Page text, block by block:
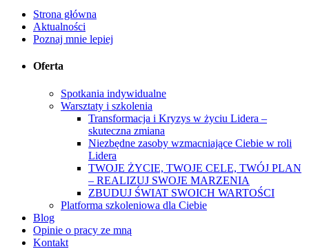
Strona główna
Aktualności
Poznaj mnie lepiej
Oferta
Spotkania indywidualne
Warsztaty i szkolenia
Transformacja i Kryzys w życiu Lidera –
skuteczna zmiana
Niezbędne zasoby wzmacniające Ciebie w roli
Lidera
TWOJE ŻYCIE, TWOJE CELE, TWÓJ PLAN
– REALIZUJ SWOJE MARZENIA
ZBUDUJ ŚWIAT SWOICH WARTOŚCI
Platforma szkoleniowa dla Ciebie
Blog
Opinie o pracy ze mną
Kontakt